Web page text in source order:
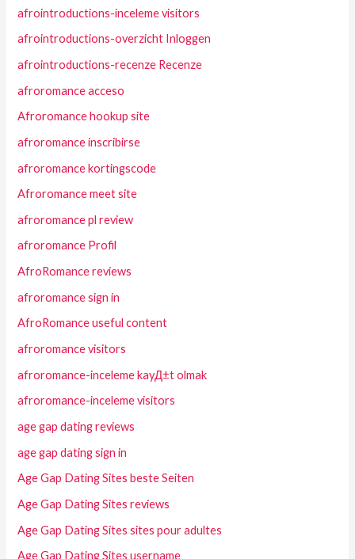
afrointroductions-inceleme visitors
afrointroductions-overzicht Inloggen
afrointroductions-recenze Recenze
afroromance acceso
Afroromance hookup site
afroromance inscribirse
afroromance kortingscode
Afroromance meet site
afroromance pl review
afroromance Profil
AfroRomance reviews
afroromance sign in
AfroRomance useful content
afroromance visitors
afroromance-inceleme kayД±t olmak
afroromance-inceleme visitors
age gap dating reviews
age gap dating sign in
Age Gap Dating Sites beste Seiten
Age Gap Dating Sites reviews
Age Gap Dating Sites sites pour adultes
Age Gap Dating Sites username